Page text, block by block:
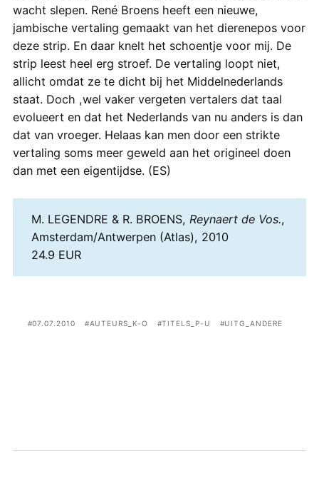
wacht slepen. René Broens heeft een nieuwe,
jambische vertaling gemaakt van het dierenepos voor
deze strip. En daar knelt het schoentje voor mij. De
strip leest heel erg stroef. De vertaling loopt niet,
allicht omdat ze te dicht bij het Middelnederlands
staat. Doch ,wel vaker vergeten vertalers dat taal
evolueert en dat het Nederlands van nu anders is dan
dat van vroeger. Helaas kan men door een strikte
vertaling soms meer geweld aan het origineel doen
dan met een eigentijdse. (ES)
M. LEGENDRE & R. BROENS, Reynaert de Vos.,
Amsterdam/Antwerpen (Atlas), 2010
24.9 EUR
07.07.2010 AUTEURS_K-O TITELS_P-U UITG_ANDERE